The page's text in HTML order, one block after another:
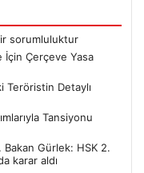
sorumluluktur
İçin Çerçeve Yasa
Teröristin Detaylı
Tansiyonu
Bakan Gürlek: HSK 2.
karar aldı